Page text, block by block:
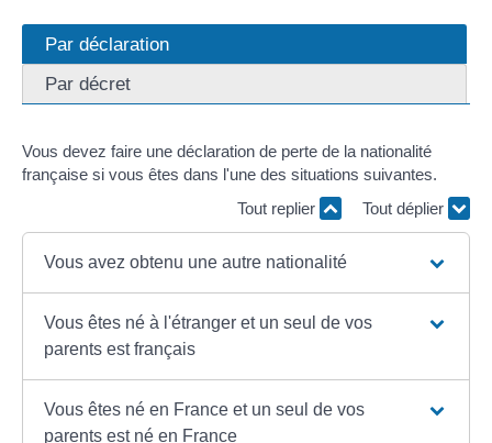
Par déclaration
Par décret
Vous devez faire une déclaration de perte de la nationalité
française si vous êtes dans l'une des situations suivantes.
Tout replier
Tout déplier
Vous avez obtenu une autre nationalité
Vous êtes né à l'étranger et un seul de vos
parents est français
Vous êtes né en France et un seul de vos
parents est né en France